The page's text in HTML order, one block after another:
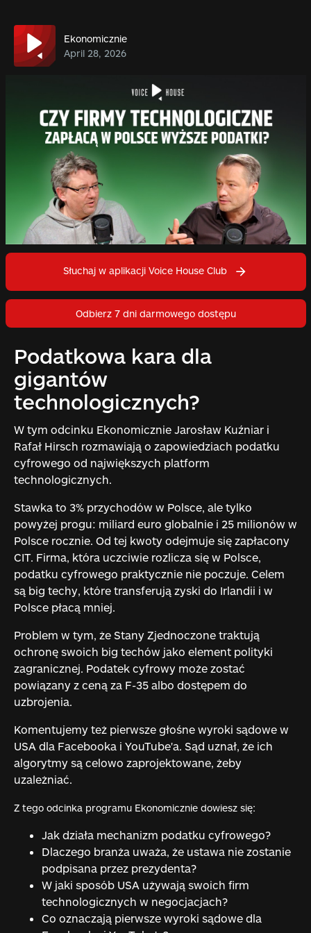
Ekonomicznie
April 28, 2026
Słuchaj w aplikacji Voice House Club
Odbierz 7 dni darmowego dostępu
Podatkowa kara dla
gigantów
technologicznych?
W tym odcinku Ekonomicznie Jarosław Kuźniar i
Rafał Hirsch rozmawiają o zapowiedziach podatku
cyfrowego od największych platform
technologicznych.
Stawka to 3% przychodów w Polsce, ale tylko
powyżej progu: miliard euro globalnie i 25 milionów w
Polsce rocznie. Od tej kwoty odejmuje się zapłacony
CIT. Firma, która uczciwie rozlicza się w Polsce,
podatku cyfrowego praktycznie nie poczuje. Celem
są big techy, które transferują zyski do Irlandii i w
Polsce płacą mniej.
Problem w tym, że Stany Zjednoczone traktują
ochronę swoich big techów jako element polityki
zagranicznej. Podatek cyfrowy może zostać
powiązany z ceną za F-35 albo dostępem do
uzbrojenia.
Komentujemy też pierwsze głośne wyroki sądowe w
USA dla Facebooka i YouTube'a. Sąd uznał, że ich
algorytmy są celowo zaprojektowane, żeby
uzależniać.
Z tego odcinka programu Ekonomicznie dowiesz się:
Jak działa mechanizm podatku cyfrowego?
Dlaczego branża uważa, że ustawa nie zostanie
podpisana przez prezydenta?
W jaki sposób USA używają swoich firm
technologicznych w negocjacjach?
Co oznaczają pierwsze wyroki sądowe dla